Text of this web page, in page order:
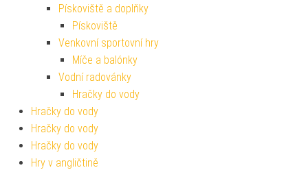
Pískoviště a doplňky
Pískoviště
Venkovní sportovní hry
Míče a balónky
Vodní radovánky
Hračky do vody
Hračky do vody
Hračky do vody
Hračky do vody
Hry v angličtině